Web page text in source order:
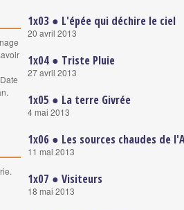
1x03 ● L'épée qui déchire le ciel
20 avril 2013
1x04 ● Triste Pluie
27 avril 2013
1x05 ● La terre Givrée
4 mai 2013
1x06 ● Les sources chaudes de
11 mai 2013
1x07 ● Visiteurs
18 mai 2013